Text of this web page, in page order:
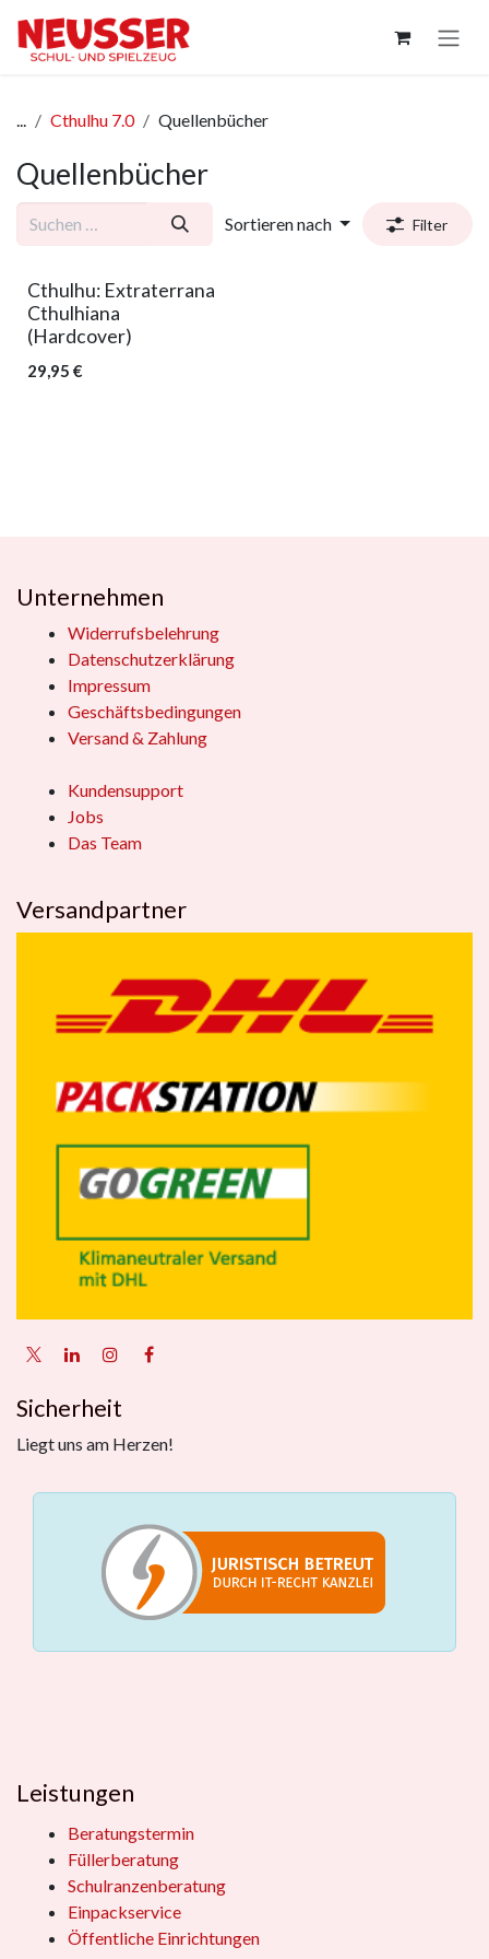
... Cthulhu 7.0 Quellenbücher
Quellenbücher
Sortieren nach Filter
Cthulhu: Extraterrana
Cthulhiana
(Hardcover)
29,95 €
Unternehmen
Widerrufsbelehrung
Datenschutzerklärung
Impressum
Geschäftsbedingungen
Versand & Zahlung
Kundensupport
Jobs
Das Team
Versandpartner
Sicherheit
Liegt uns am Herzen!
Leistungen
Beratungstermin
Füllerberatung
Schulranzenberatung
Einpackservice
Öffentliche Einrichtungen